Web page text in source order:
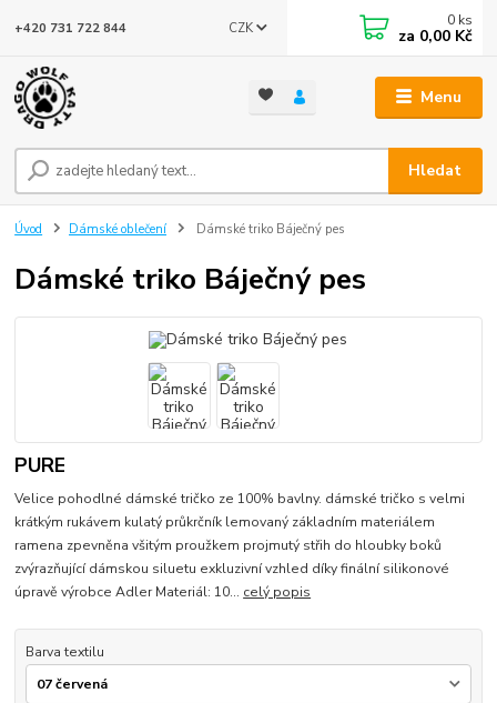
Menu
CZK
Hledat
+420 731 722 844 0 ks
za 0,00 Kč
Úvod Dámské oblečení Dámské triko Báječný pes
Dámské triko Báječný pes
PURE
Velice pohodlné dámské tričko ze 100% bavlny. dámské tričko s velmi
krátkým rukávem kulatý průkrčník lemovaný základním materiálem
ramena zpevněna všitým proužkem projmutý střih do hloubky boků
zvýrazňující dámskou siluetu exkluzivní vzhled díky finální silikonové
úpravě výrobce Adler Materiál: 10... celý popis
Barva textilu